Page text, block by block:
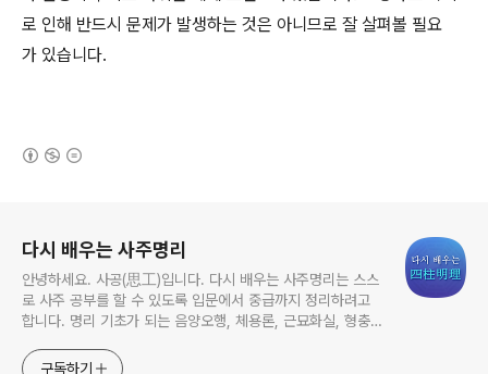
로 인해 반드시 문제가 발생하는 것은 아니므로 잘 살펴볼 필요
가 있습니다.
다시 배우는 사주명리
안녕하세요. 사공(思工)입니다. 다시 배우는 사주명리는 스스
로 사주 공부를 할 수 있도록 입문에서 중급까지 정리하려고
합니다. 명리 기초가 되는 음양오행, 체용론, 근묘화실, 형충회
학에 많은 도움이 되길 바랍니다. 상담문의: 이메일:
구독하기